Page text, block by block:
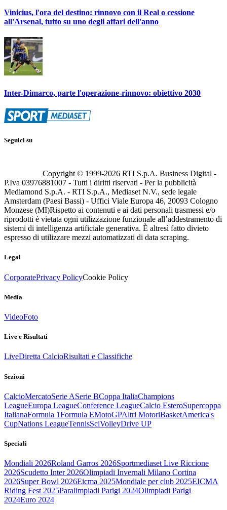
Vinicius, l'ora del destino: rinnovo con il Real o cessione
all'Arsenal, tutto su uno degli affari dell'anno
Inter-Dimarco, parte l'operazione-rinnovo: obiettivo 2030
Seguici su
Copyright © 1999-2026 RTI S.p.A. Business Digital -
P.Iva 03976881007 - Tutti i diritti riservati - Per la pubblicità
Mediamond S.p.A. - RTI S.p.A., Mediaset N.V., sede legale
Amsterdam (Paesi Bassi) - Uffici Viale Europa 46, 20093 Cologno
Monzese (MI)Rispetto ai contenuti e ai dati personali trasmessi e/o
riprodotti è vietata ogni utilizzazione funzionale all’addestramento di
sistemi di intelligenza artificiale generativa. È altresì fatto divieto
espresso di utilizzare mezzi automatizzati di data scraping.
Legal
CorporatePrivacy PolicyCookie Policy
Media
VideoFoto
Live e Risultati
LiveDiretta CalcioRisultati e Classifiche
Sezioni
CalcioMercatoSerie ASerie BCoppa ItaliaChampions
LeagueEuropa LeagueConference LeagueCalcio EsteroSupercoppa
ItalianaFormula 1Formula EMotoGPAltri MotoriBasketAmerica's
CupNations LeagueTennisSciVolleyDrive UP
Speciali
Mondiali 2026Roland Garros 2026Sportmediaset Live Riccione
2026Scudetto Inter 2026Olimpiadi Invernali Milano Cortina
2026Super Bowl 2026Eicma 2025Mondiale per club 2025EICMA
Riding Fest 2025Paralimpiadi Parigi 2024Olimpiadi Parigi
2024Euro 2024